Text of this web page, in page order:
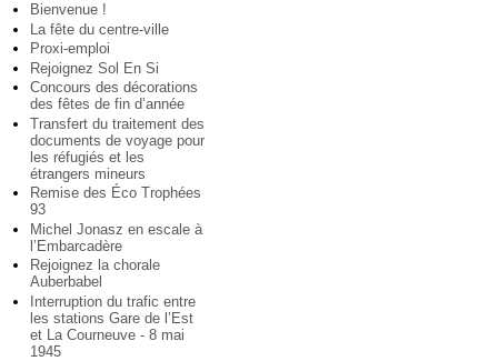
Bienvenue !
La fête du centre-ville
Proxi-emploi
Rejoignez Sol En Si
Concours des décorations
des fêtes de fin d’année
Transfert du traitement des
documents de voyage pour
les réfugiés et les
étrangers mineurs
Remise des Éco Trophées
93
Michel Jonasz en escale à
l’Embarcadère
Rejoignez la chorale
Auberbabel
Interruption du trafic entre
les stations Gare de l’Est
et La Courneuve - 8 mai
1945